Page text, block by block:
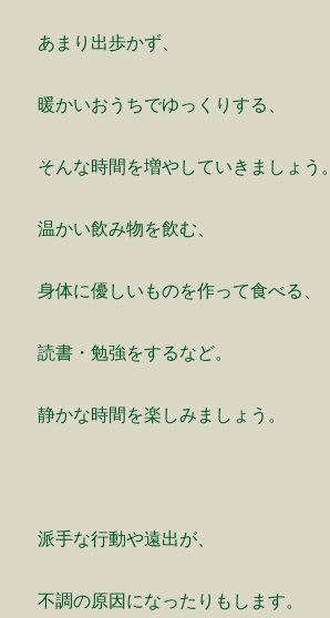
あまり出歩かず、
暖かいおうちでゆっくりする、
そんな時間を増やしていきましょう。
温かい飲み物を飲む、
身体に優しいものを作って食べる、
読書・勉強をするなど。
静かな時間を楽しみましょう。
派手な行動や遠出が、
不調の原因になったりもします。